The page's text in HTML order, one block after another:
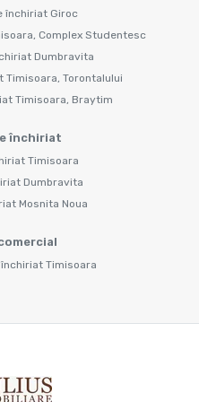
închiriat Giroc
Complex Studentesc
Dumbravita
Torontalului
Timisoara, Braytim
închiriat
Timisoara
Dumbravita
Mosnita Noua
Timisoara